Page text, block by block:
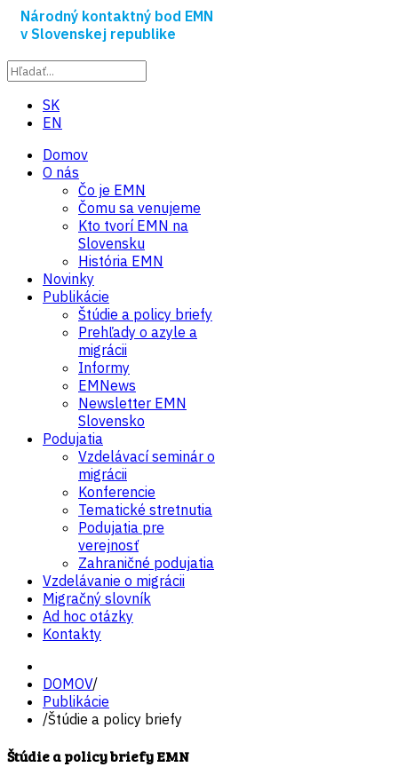
Národný kontaktný bod EMN
v Slovenskej republike
SK
EN
Domov
O nás
Čo je EMN
Čomu sa venujeme
Kto tvorí EMN na
Slovensku
História EMN
Novinky
Publikácie
Štúdie a policy briefy
Prehľady o azyle a
migrácii
Informy
EMNews
Newsletter EMN
Slovensko
Podujatia
Vzdelávací seminár o
migrácii
Konferencie
Tematické stretnutia
Podujatia pre
verejnosť
Zahraničné podujatia
Vzdelávanie o migrácii
Migračný slovník
Ad hoc otázky
Kontakty
DOMOV/
Publikácie
/Štúdie a policy briefy
Štúdie a policy briefy EMN